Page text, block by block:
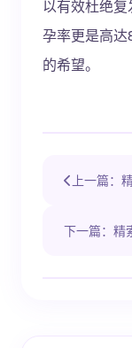
以有效杜绝
孕率更是高
的希望。
上一篇：
下一篇：精